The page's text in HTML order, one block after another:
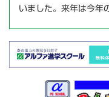
いました。来年は今年